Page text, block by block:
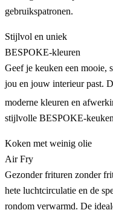
gebruikspatronen.
Stijlvol en uniek
BESPOKE-kleuren
Geef je keuken een mooie,
jou en jouw interieur past.
moderne kleuren en
stijlvolle BESPOKE-
Koken met weinig olie
Air Fry
Gezonder frituren zonder
hete luchtcirculatie en de
rondom verwarmd. De